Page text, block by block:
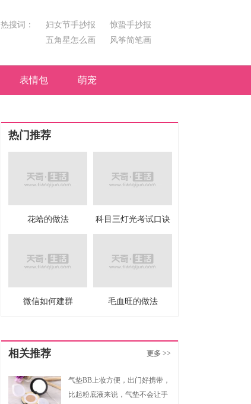
热搜词： 妇女节手抄报
惊蛰手抄报
五角星怎么画
风筝简笔画
表情包 萌宠
热门推荐
花蛤的做法 科目三灯光考试口诀
微信如何建群 毛血旺的做法
相关推荐 更多 >>
气垫BB上妆方便，出门好携带，
比起粉底液来说，气垫不会让手